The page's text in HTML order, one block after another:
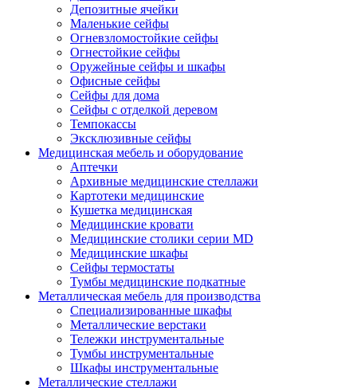
Депозитные ячейки
Маленькие сейфы
Огневзломостойкие сейфы
Огнестойкие сейфы
Оружейные сейфы и шкафы
Офисные сейфы
Сейфы для дома
Сейфы с отделкой деревом
Темпокассы
Эксклюзивные сейфы
Медицинская мебель и оборудование
Аптечки
Архивные медицинские стеллажи
Картотеки медицинские
Кушетка медицинская
Медицинские кровати
Медицинские столики серии MD
Медицинские шкафы
Сейфы термостаты
Тумбы медицинские подкатные
Металлическая мебель для производства
Cпециализированные шкафы
Металлические верстаки
Тележки инструментальные
Тумбы инструментальные
Шкафы инструментальные
Металлические стеллажи